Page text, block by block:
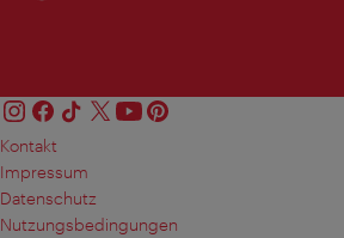
Kontakt
Impressum
Datenschutz
Nutzungsbedingungen